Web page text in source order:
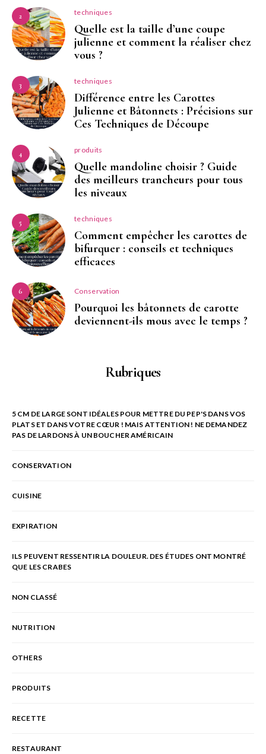
2 techniques
Quelle est la taille d’une coupe
julienne et comment la réaliser chez
vous ?
3 techniques
Différence entre les Carottes
Julienne et Bâtonnets : Précisions sur
Ces Techniques de Découpe
4 produits
Quelle mandoline choisir ? Guide
des meilleurs trancheurs pour tous
les niveaux
5 techniques
Comment empêcher les carottes de
bifurquer : conseils et techniques
efficaces
6 Conservation
Pourquoi les bâtonnets de carotte
deviennent-ils mous avec le temps ?
Rubriques
5 CM DE LARGE SONT IDÉALES POUR METTRE DU PEP'S DANS VOS
PLATS ET DANS VOTRE CŒUR ! MAIS ATTENTION ! NE DEMANDEZ
PAS DE LARDONS À UN BOUCHER AMÉRICAIN
CONSERVATION
CUISINE
EXPIRATION
ILS PEUVENT RESSENTIR LA DOULEUR. DES ÉTUDES ONT MONTRÉ
QUE LES CRABES
NON CLASSÉ
NUTRITION
OTHERS
PRODUITS
RECETTE
RESTAURANT